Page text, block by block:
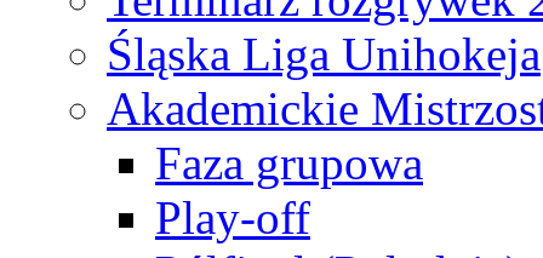
Śląska Liga Unihokeja
Akademickie
Faza grupowa
Play-off